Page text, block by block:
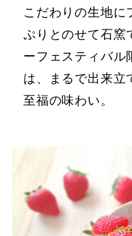
こだわりの生地に
ぷりとのせて石窯
ーフェスティバル
は、まるで出来立
至福の味わい。